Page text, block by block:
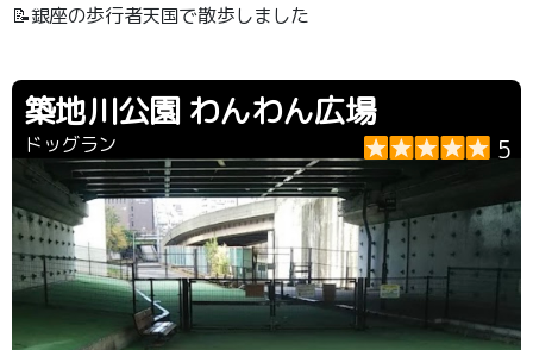
📝銀座の歩行者天国で散歩しました
築地川公園 わんわん広場
ドッグラン 5